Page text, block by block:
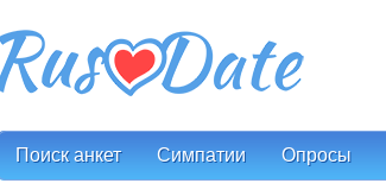
Поиск анкет Симпатии Опросы